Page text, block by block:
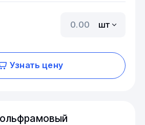
шт
Узнать цену